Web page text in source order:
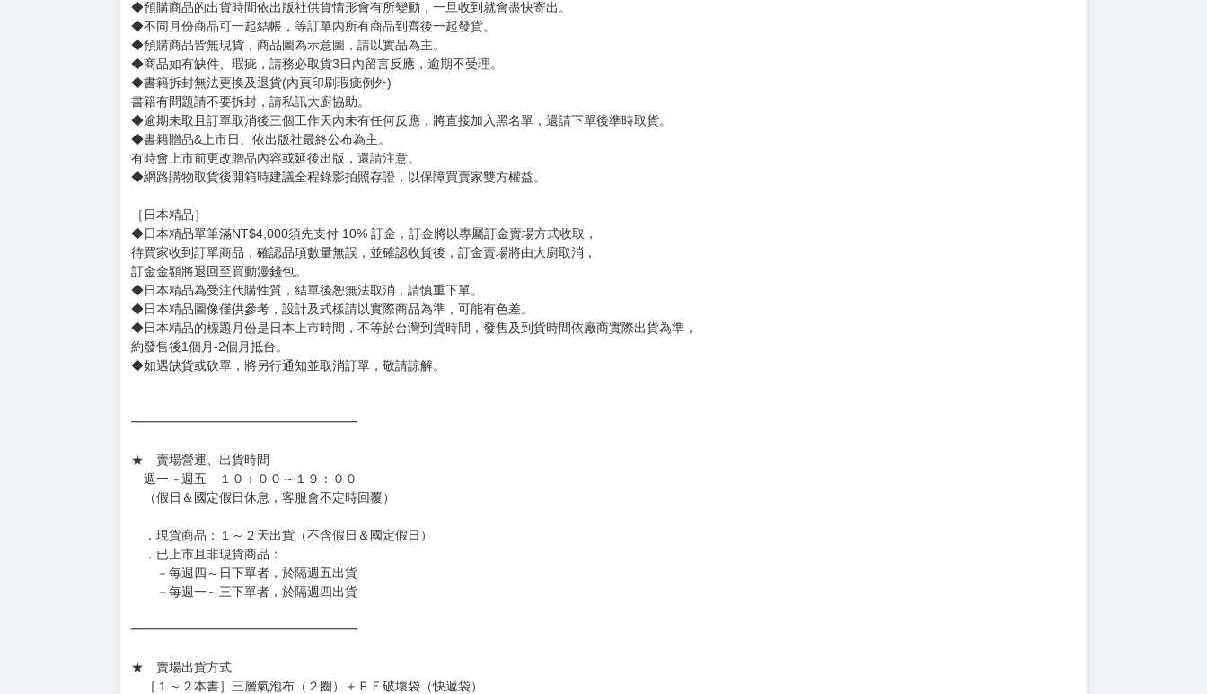
◆預購商品的出貨時間依出版社供貨情形會有所變動，一旦收到就會盡快寄出。
◆不同月份商品可一起結帳，等訂單內所有商品到齊後一起發貨。
◆預購商品皆無現貨，商品圖為示意圖，請以實品為主。
◆商品如有缺件、瑕疵，請務必取貨3日內留言反應，逾期不受理。
◆書籍拆封無法更換及退貨(內頁印刷瑕疵例外)
書籍有問題請不要拆封，請私訊大廚協助。
◆逾期未取且訂單取消後三個工作天內未有任何反應，將直接加入黑名單，還請下單後準時取貨。
◆書籍贈品&上市日、依出版社最終公布為主。
有時會上市前更改贈品內容或延後出版，還請注意。
◆網路購物取貨後開箱時建議全程錄影拍照存證，以保障買賣家雙方權益。
［日本精品］
◆日本精品單筆滿NT$4,000須先支付 10% 訂金，訂金將以專屬訂金賣場方式收取，
待買家收到訂單商品，確認品項數量無誤，並確認收貨後，訂金賣場將由大廚取消，
訂金金額將退回至買動漫錢包。
◆日本精品為受注代購性質，結單後恕無法取消，請慎重下單。
◆日本精品圖像僅供參考，設計及式樣請以實際商品為準，可能有色差。
◆日本精品的標題月份是日本上市時間，不等於台灣到貨時間，發售及到貨時間依廠商實際出貨為準，
約發售後1個月-2個月抵台。
◆如遇缺貨或砍單，將另行通知並取消訂單，敬請諒解。
━━━━━━━━━━━━━━━━━━
★ 賣場營運、出貨時間
週一～週五 １０：００～１９：００
（假日＆國定假日休息，客服會不定時回覆）
．現貨商品：１～２天出貨（不含假日＆國定假日）
．已上市且非現貨商品：
－每週四～日下單者，於隔週五出貨
－每週一～三下單者，於隔週四出貨
━━━━━━━━━━━━━━━━━━
★ 賣場出貨方式
［１～２本書］三層氣泡布（２圈）＋ＰＥ破壞袋（快遞袋）